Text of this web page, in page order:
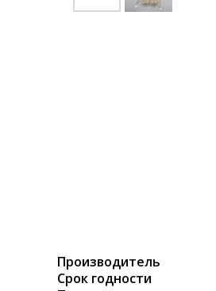
Производитель
Срок годности